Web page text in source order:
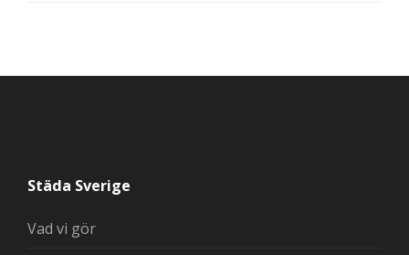
Städa Sverige
Vad vi gör